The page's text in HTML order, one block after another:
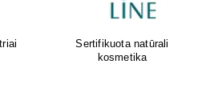
Greita pagalba nuo pilvo
pūtimo!